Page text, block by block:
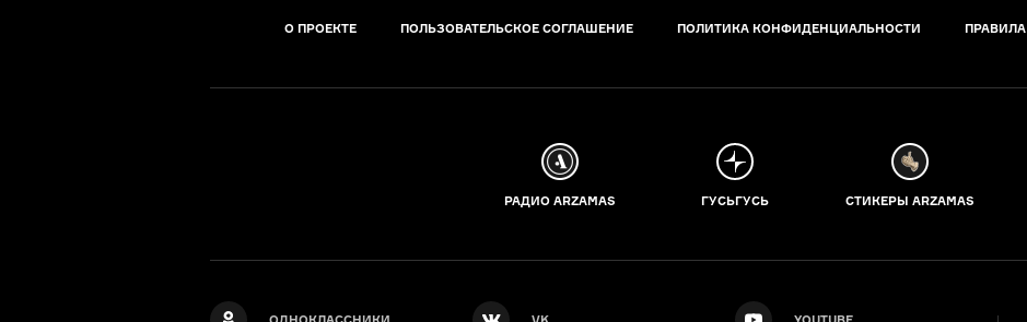
О ПРОЕКТЕ ПОЛЬЗОВАТЕЛЬСКОЕ СОГЛАШЕНИЕ ПОЛИТИКА КОНФИДЕНЦИАЛЬНОСТИ ПРАВИЛА
РАДИО ARZAMAS ГУСЬГУСЬ СТИКЕРЫ ARZAMAS